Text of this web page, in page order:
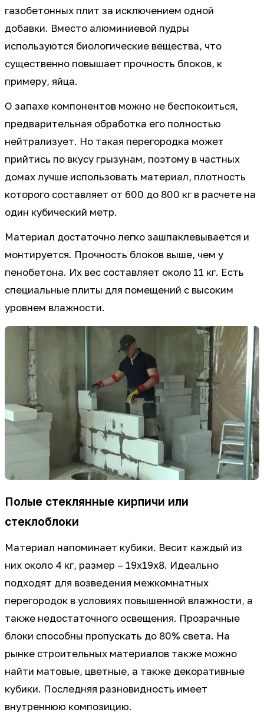
газобетонных плит за исключением одной
добавки. Вместо алюминиевой пудры
используются биологические вещества, что
существенно повышает прочность блоков, к
примеру, яйца.
О запахе компонентов можно не беспокоиться,
предварительная обработка его полностью
нейтрализует. Но такая перегородка может
прийтись по вкусу грызунам, поэтому в частных
домах лучше использовать материал, плотность
которого составляет от 600 до 800 кг в расчете на
один кубический метр.
Материал достаточно легко зашпаклевывается и
монтируется. Прочность блоков выше, чем у
пенобетона. Их вес составляет около 11 кг. Есть
специальные плиты для помещений с высоким
уровнем влажности.
Полые стеклянные кирпичи или
стеклоблоки
Материал напоминает кубики. Весит каждый из
них около 4 кг, размер – 19х19х8. Идеально
подходят для возведения межкомнатных
перегородок в условиях повышенной влажности, а
также недостаточного освещения. Прозрачные
блоки способны пропускать до 80% света. На
рынке строительных материалов также можно
найти матовые, цветные, а также декоративные
кубики. Последняя разновидность имеет
внутреннюю композицию.